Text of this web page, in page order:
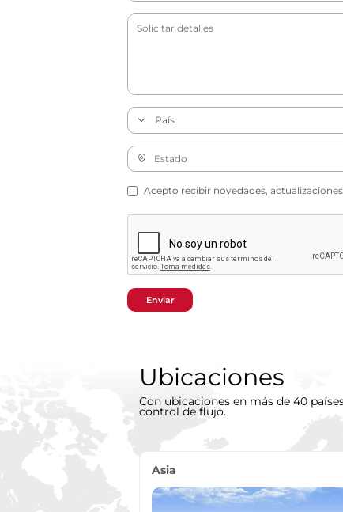
Acepto recibir novedades,
Enviar
Ubicaciones
Con ubicaciones en más de 40
control de flujo.
Asia